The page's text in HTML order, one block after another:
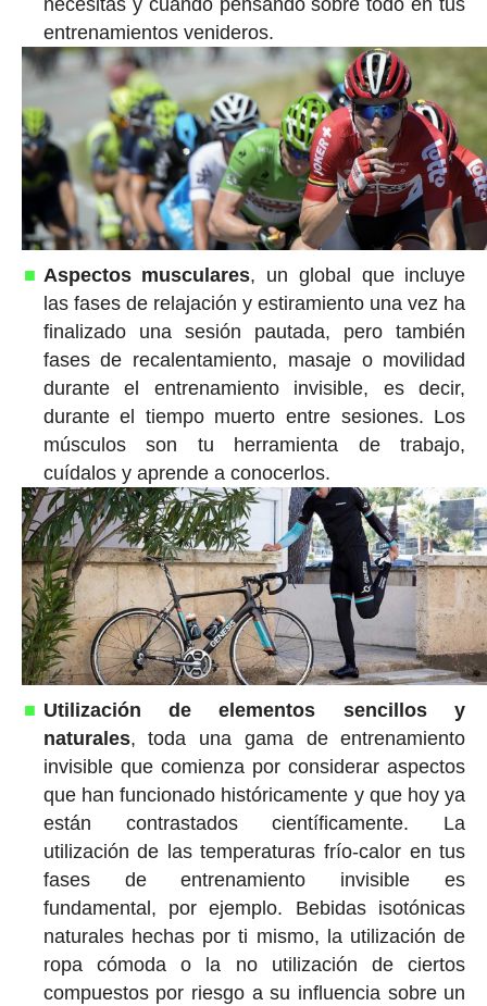
necesitas y cuándo pensando sobre todo en tus
entrenamientos venideros.
Aspectos musculares, un global que incluye
las fases de relajación y estiramiento una vez ha
finalizado una sesión pautada, pero también
fases de recalentamiento, masaje o movilidad
durante el entrenamiento invisible, es decir,
durante el tiempo muerto entre sesiones. Los
músculos son tu herramienta de trabajo,
cuídalos y aprende a conocerlos.
Utilización de elementos sencillos y
naturales, toda una gama de entrenamiento
invisible que comienza por considerar aspectos
que han funcionado históricamente y que hoy ya
están contrastados científicamente. La
utilización de las temperaturas frío-calor en tus
fases de entrenamiento invisible es
fundamental, por ejemplo. Bebidas isotónicas
naturales hechas por ti mismo, la utilización de
ropa cómoda o la no utilización de ciertos
compuestos por riesgo a su influencia sobre un